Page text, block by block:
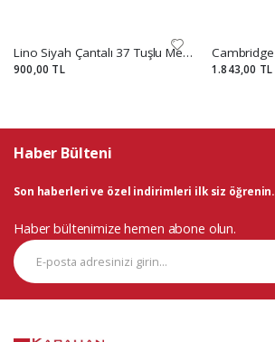
Lino Siyah Çantalı 37 Tuşlu Melodika İtem No: Ln-37-ss
900,00 TL 1.843,00 TL
Haber Bülteni
Son haberleri ve özel indirimleri ilk siz öğrenin.
Haber bültenimize hemen abone olun.